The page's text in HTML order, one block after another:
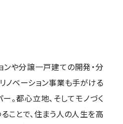
ンや分譲一戸建ての開発・分
ノベーション事業も手がける
。都心立地、そしてモノづく
ことで、住まう人の人生を高